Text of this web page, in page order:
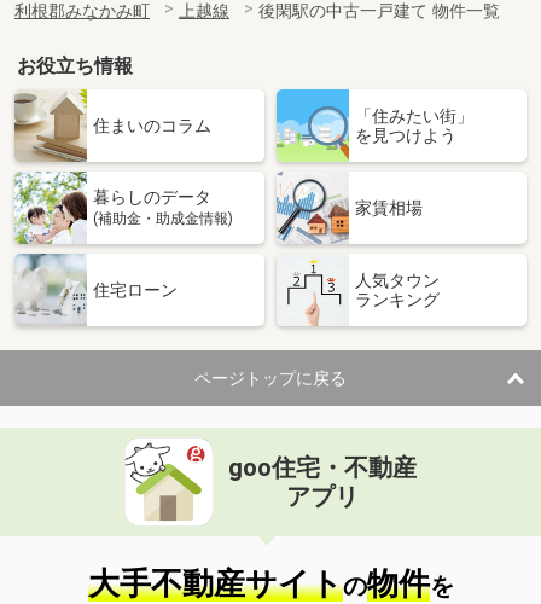
利根郡みなかみ町
上越線 後閑駅の中古一戸建て 物件一覧
お役立ち情報
住まいのコラム
「住みたい街」
を見つけよう
暮らしのデータ
(補助金・助成金情報)
家賃相場
住宅ローン
人気タウン
ランキング
ページトップに戻る
goo住宅・不動産
アプリ
大手不動産サイトの物件を